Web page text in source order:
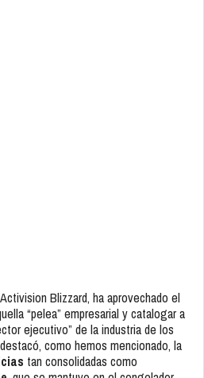
Blizzard, ha aprovechado el
“pelea” empresarial y catalogar a
ejecutivo” de la industria de los
como hemos mencionado, la
tan consolidadas como